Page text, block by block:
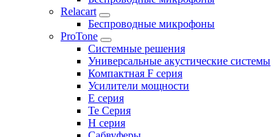
Relacart
Беспроводные микрофоны
ProTone
Системные решения
Универсальные акустические системы
Компактная F серия
Усилители мощности
E серия
Te Серия
H серия